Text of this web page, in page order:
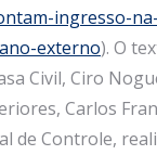
ingresso-
externo). O
Civil, Ciro
Carlos
de Controle,